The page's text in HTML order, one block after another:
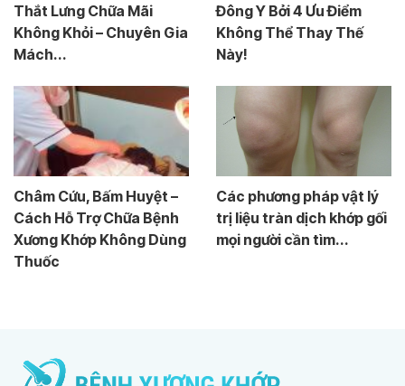
Thắt Lưng Chữa Mãi
Không Khỏi – Chuyên Gia
Mách...
Đông Y Bởi 4 Ưu Điểm
Không Thể Thay Thế
Này!
Châm Cứu, Bấm Huyệt –
Cách Hỗ Trợ Chữa Bệnh
Xương Khớp Không Dùng
Thuốc
Các phương pháp vật lý
trị liệu tràn dịch khớp gối
mọi người cần tìm...